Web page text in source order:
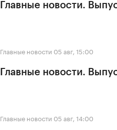
Главные новости.
Главные новости 05 авг, 15:00
Главные новости.
Главные новости 05 авг, 14:00